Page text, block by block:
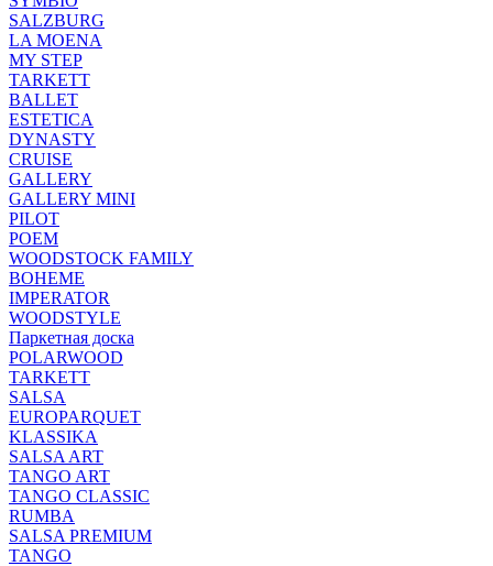
SALZBURG
LA MOENA
MY STEP
TARKETT
BALLET
ESTETICA
DYNASTY
CRUISE
GALLERY
GALLERY MINI
PILOT
POEM
WOODSTOCK FAMILY
BOHEME
IMPERATOR
WOODSTYLE
Паркетная доска
POLARWOOD
TARKETT
SALSA
EUROPARQUET
KLASSIKA
SALSA ART
TANGO ART
TANGO CLASSIC
RUMBA
SALSA PREMIUM
TANGO